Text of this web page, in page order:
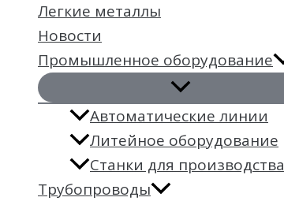
Легкие металлы
Новости
Промышленное оборудование
Автоматические линии
Литейное оборудование
Станки для производства
Трубопроводы